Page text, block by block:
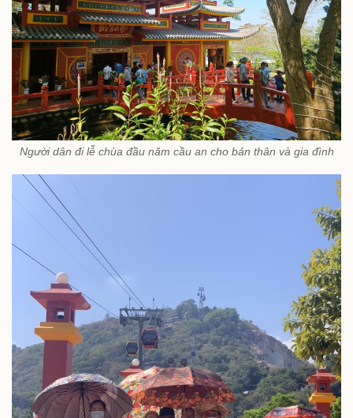
Người dân đi lễ chùa đầu năm cầu an cho bản thân và gia đình